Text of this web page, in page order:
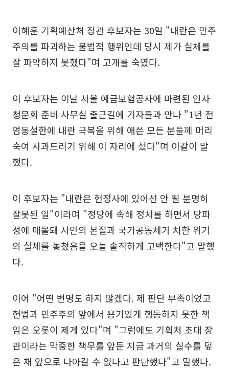
이혜훈 기획예산처 장관 후보자는 30일 "내란은 민주
주의를 파괴하는 불법적 행위인데 당시 제가 실체를
잘 파악하지 못했다"며 고개를 숙였다.
이 후보자는 이날 서울 예금보험공사에 마련된 인사
청문회 준비 사무실 출근길에 기자들과 만나 "1년 전
엄동설한에 내란 극복을 위해 애쓴 모든 분들께 머리
숙여 사과드리기 위해 이 자리에 섰다"며 이같이 말
했다.
이 후보자는 "내란은 헌정사에 있어선 안 될 분명히
잘못된 일"이라며 "정당에 속해 정치를 하면서 당파
성에 매몰돼 사안의 본질과 국가공동체가 처한 위기
의 실체를 놓쳤음을 오늘 솔직하게 고백한다"고 말했
다.
이어 "어떤 변명도 하지 않겠다. 제 판단 부족이었고
헌법과 민주주의 앞에서 용기있게 행동하지 못한 책
임은 오롯이 제게 있다"며 "그럼에도 기획처 초대 장
관이라는 막중한 책무를 앞둔 지금 과거의 실수를 덮
은 채 앞으로 나아갈 수 없다고 판단했다"고 말했다.